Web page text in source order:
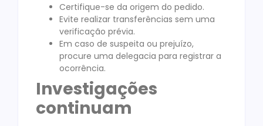
Certifique-se da origem do pedido.
Evite realizar transferências sem uma
verificação prévia.
Em caso de suspeita ou prejuízo,
procure uma delegacia para registrar a
ocorrência.
Investigações
continuam